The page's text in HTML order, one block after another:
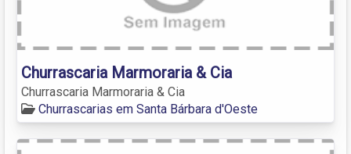
Churrascaria Marmoraria & Cia
Churrascaria Marmoraria & Cia
Churrascarias em Santa Bárbara d'Oeste